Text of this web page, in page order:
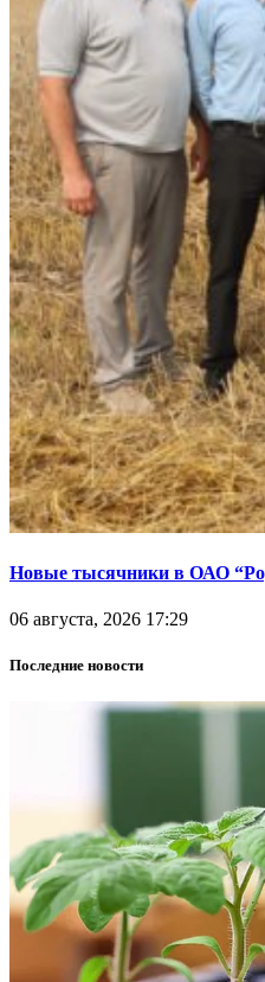
Новые тысячники в ОАО
06 августа, 2026 17:29
Последние новости